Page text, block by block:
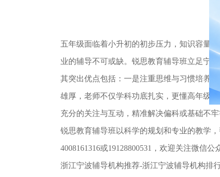
五年级面临着小升初的初步压力，知识容量
业的辅导不可或缺。锐思教育辅导班立足宁
其突出优点包括：一是注重思维与习惯培养
雄厚，老师不仅学科功底扎实，更懂高年级
充分的关注与互动，精准解决偏科或基础不牢
锐思教育辅导班以科学的规划和专业的教学
4008161316或19128800531，欢迎关注微信公
浙江宁波辅导机构推荐-浙江宁波辅导机构排